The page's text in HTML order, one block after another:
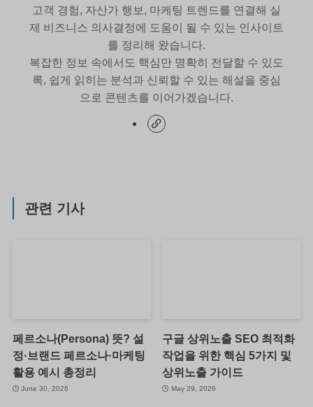
고객 경험, 자산가 행보, 마케팅 트렌드를 연결해 실
제 비즈니스 의사결정에 도움이 될 수 있는 인사이트
를 정리해 왔습니다.
복잡한 정보 속에서도 핵심만 명확히 전달할 수 있도
록, 쉽게 읽히는 분석과 신뢰할 수 있는 해설을 중심
으로 콘텐츠를 이어가겠습니다.
관련 기사
페르소나(Persona) 뜻? 설
정·브랜드 페르소나·마케팅
활용 예시 총정리
June 30, 2026
구글 상위노출 SEO 최적화
작업을 위한 핵심 5가지 및
상위노출 가이드
May 29, 2026